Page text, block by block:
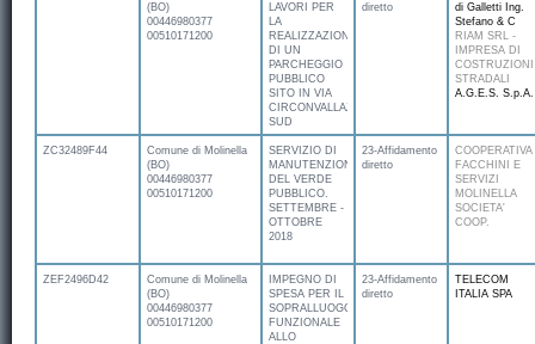
(BO)
00446980377
00510171200
LAVORI PER
LA
REALIZZAZIONE
DI UN
PARCHEGGIO
PUBBLICO
SITO IN VIA
CIRCONVALLAZIONE
SUD
diretto
di Galletti Ing.
Stefano & C
RIAM SRL -
IMPRESA DI
COSTRUZIONI
STRADALI
A.G.E.S. S.p.A.
ZC32489F44
Comune di Molinella
(BO)
00446980377
00510171200
SERVIZIO DI
MANUTENZIONE
DEL VERDE
PUBBLICO.
SETTEMBRE -
OTTOBRE
2018
23-Affidamento
diretto
COOPERATIVA
FACCHINI E
SERVIZI
MOLINELLA
SOCIETA'
COOP.
ZEF2496D42
Comune di Molinella
(BO)
00446980377
00510171200
IMPEGNO DI
SPESA PER IL
SOPRALLUOGO
FUNZIONALE
ALLO
23-Affidamento
diretto
TELECOM
ITALIA SPA